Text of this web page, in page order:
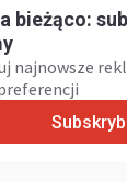
bieżąco:
najnowsze